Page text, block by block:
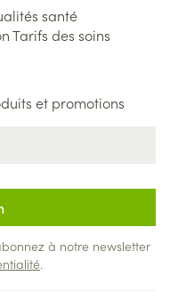
santé
Tarifs des soins
et promotions
à notre newsletter
.